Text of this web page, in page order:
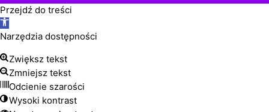
Przejdź do treści
Otwórz
pasek
Narzędzia dostępności
Zwiększ tekst
Zmniejsz tekst
Odcienie szarości
Wysoki kontrast